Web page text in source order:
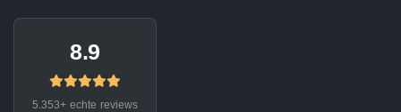
8.9
5.353+ echte reviews